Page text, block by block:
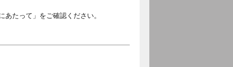
たって」をご確認ください。